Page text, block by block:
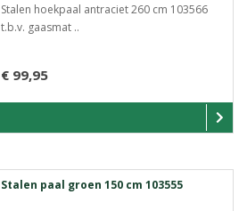
Stalen hoekpaal antraciet 260 cm 103566
t.b.v. gaasmat ..
€ 99,95
Stalen paal groen 150 cm 103555